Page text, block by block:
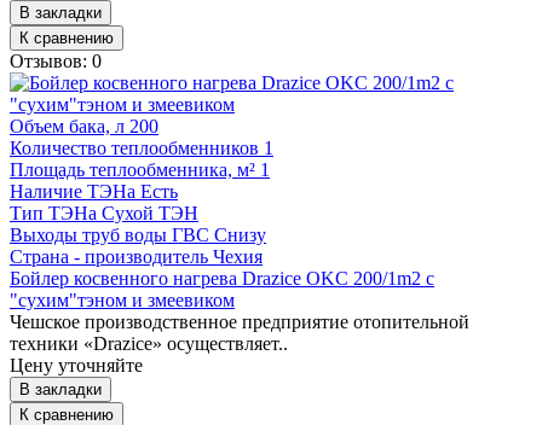
В закладки
К сравнению
Отзывов: 0
Объем бака, л 200
Количество теплообменников 1
Площадь теплообменника, м² 1
Наличие ТЭНа Есть
Тип ТЭНа Сухой ТЭН
Выходы труб воды ГВС Снизу
Страна - производитель Чехия
Бойлер косвенного нагрева Drazice OKC 200/1m2 с
"сухим"тэном и змеевиком
Чешское производственное предприятие отопительной
техники «Drazice» осуществляет..
Цену уточняйте
В закладки
К сравнению